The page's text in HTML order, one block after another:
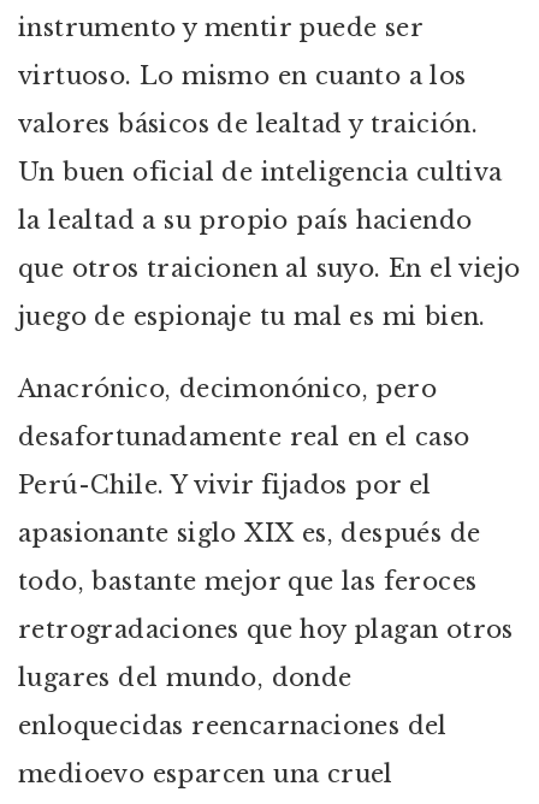
instrumento y mentir puede ser
virtuoso. Lo mismo en cuanto a los
valores básicos de lealtad y traición.
Un buen oficial de inteligencia cultiva
la lealtad a su propio país haciendo
que otros traicionen al suyo. En el viejo
juego de espionaje tu mal es mi bien.
Anacrónico, decimonónico, pero
desafortunadamente real en el caso
Perú-Chile. Y vivir fijados por el
apasionante siglo XIX es, después de
todo, bastante mejor que las feroces
retrogradaciones que hoy plagan otros
lugares del mundo, donde
enloquecidas reencarnaciones del
medioevo esparcen una cruel